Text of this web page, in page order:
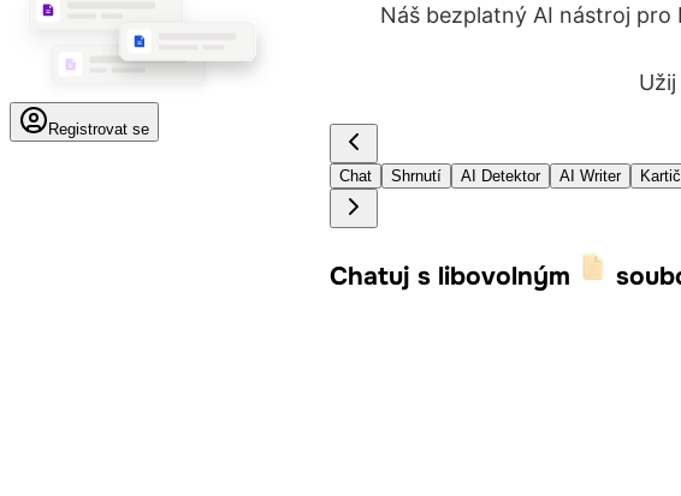
Registrovat se
Náš bezplatný AI nástroj pro
Chat Shrnutí AI Detektor AI Writer
Chatuj s libovolným